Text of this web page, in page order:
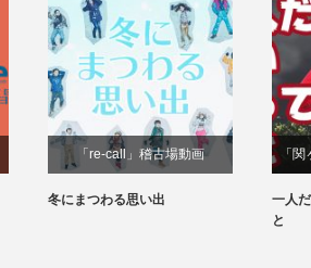
「re-call」稽古場動画
冬にまつわる思い出
「
一人
と